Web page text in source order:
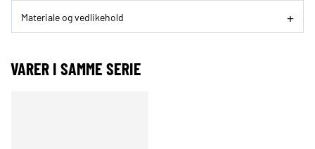
Materiale og vedlikehold
VARER I SAMME SERIE